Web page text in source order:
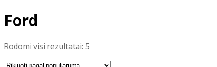
Ford
Rodomi visi rezultatai: 5